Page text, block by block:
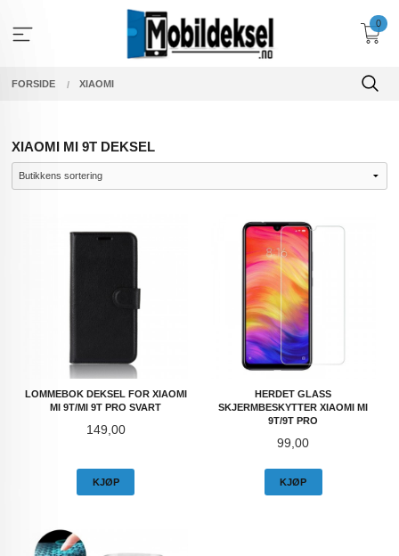
innholdet
0
FORSIDE XIAOMI
XIAOMI MI 9T DEKSEL
LOMMEBOK DEKSEL FOR XIAOMI
MI 9T/MI 9T PRO SVART
Pris
149,00
KJØP
HERDET GLASS
SKJERMBESKYTTER XIAOMI MI
9T/9T PRO
Pris
99,00
KJØP